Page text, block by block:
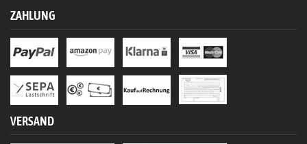
ZAHLUNG
VERSAND